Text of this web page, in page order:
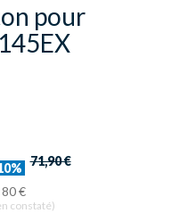
pour
71,90 €
€
constaté)